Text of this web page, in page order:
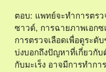
ตอบ: แพทย์จะทำการตร
ซาวด์, การฉายภาพเอกซ
การตรวจเลือดเพื่อดูระดั
บ่งบอกถึงปัญหาที่เกี่ยวกับ
กับมะเร็ง อาจมีการทำก